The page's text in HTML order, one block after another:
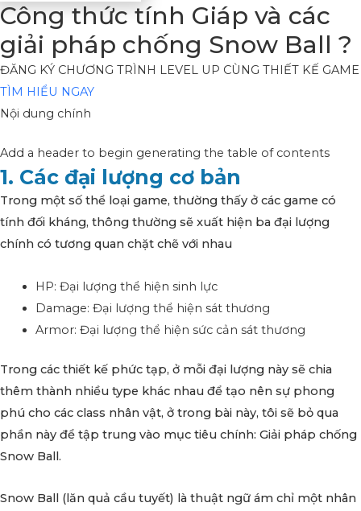
Công thức tính Giáp và các
giải pháp chống Snow Ball ?
ĐĂNG KÝ CHƯƠNG TRÌNH LEVEL UP CÙNG THIẾT KẾ GAME
TÌM HIỂU NGAY
Nội dung chính
Add a header to begin generating the table of contents
1. Các đại lượng cơ bản
Trong một số thể loại game, thường thấy ở các game có
tính đối kháng, thông thường sẽ xuất hiện ba đại lượng
chính có tương quan chặt chẽ với nhau
HP: Đại lượng thể hiện sinh lực
Damage: Đại lượng thể hiện sát thương
Armor: Đại lượng thể hiện sức cản sát thương
Trong các thiết kế phức tạp, ở mỗi đại lượng này sẽ chia
thêm thành nhiều type khác nhau để tạo nên sự phong
phú cho các class nhân vật, ở trong bài này, tôi sẽ bỏ qua
phần này để tập trung vào mục tiêu chính: Giải pháp chống
Snow Ball.
Snow Ball (lăn quả cầu tuyết) là thuật ngữ ám chỉ một nhân